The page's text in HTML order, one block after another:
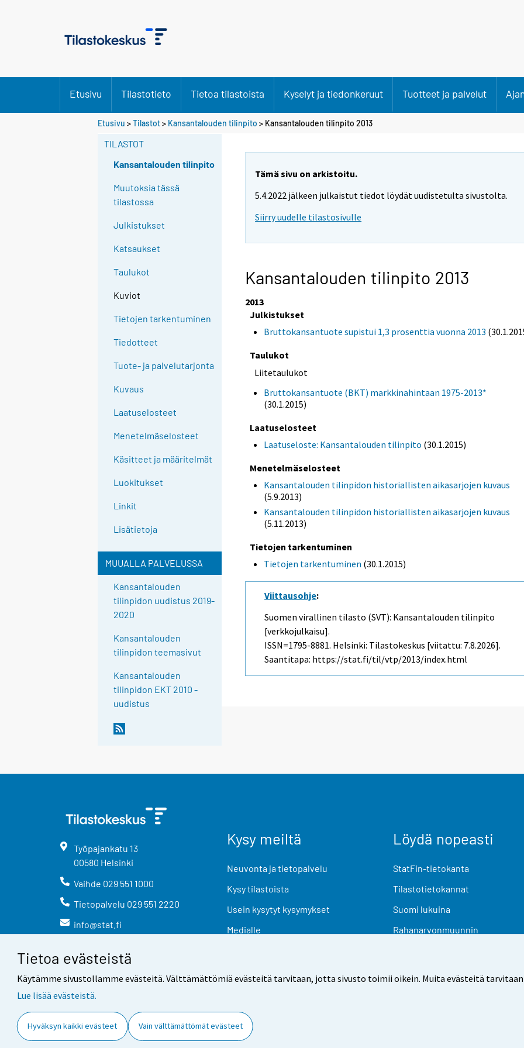
Tietoa evästeistä
Käytämme sivustollamme evästeitä. Välttämättömiä evästeitä tarvitaan, jotta sivusto toimii oikein. Muita evästeitä
Lue lisää evästeistä.
Hyväksyn kaikki evästeet Vain välttämättömät evästeet
Etusivu Tilastotieto Tietoa tilastoista Kyselyt ja tiedonkeruut Tuotteet ja palvelut
Etusivu >Tilastot> Kansantalouden tilinpito > Kansantalouden tilinpito 2013
TILASTOT
Kansantalouden tilinpito
Muutoksia tässä
tilastossa
Julkistukset
Katsaukset
Taulukot
Kuviot
Tietojen tarkentuminen
Tiedotteet
Tuote- ja palvelutarjonta
Kuvaus
Laatuselosteet
Menetelmäselosteet
Käsitteet ja määritelmät
Luokitukset
Linkit
Lisätietoja
MUUALLA PALVELUSSA
Kansantalouden
tilinpidon uudistus 2019-
2020
Kansantalouden
tilinpidon teemasivut
Kansantalouden
tilinpidon EKT 2010 -
uudistus
Tämä sivu on arkistoitu.
5.4.2022 jälkeen julkaistut tiedot löydät uudistetulta sivustolta.
Siirry uudelle tilastosivulle
Kansantalouden tilinpito 2013
2013
Julkistukset
Bruttokansantuote supistui 1,3 prosenttia vuonna 2013
Taulukot
Liitetaulukot
Bruttokansantuote (BKT) markkinahintaan 1975-2013*
(30.1.2015)
Laatuselosteet
Laatuseloste: Kansantalouden tilinpito (30.1.2015)
Menetelmäselosteet
Kansantalouden tilinpidon historiallisten aikasarjojen kuvaus
(5.9.2013)
Kansantalouden tilinpidon historiallisten aikasarjojen kuvaus
(5.11.2013)
Tietojen tarkentuminen
Tietojen tarkentuminen (30.1.2015)
Viittausohje:
Suomen virallinen tilasto (SVT): Kansantalouden tilinpito
[verkkojulkaisu].
ISSN=1795-8881. Helsinki: Tilastokeskus [viitattu: 7.8.2026].
Saantitapa: https://stat.fi/til/vtp/2013/index.html
Työpajankatu 13
00580 Helsinki
Vaihde 029 551 1000
Tietopalvelu 029 551 2220
info@stat.fi
Kysy meiltä
Neuvonta ja tietopalvelu
Kysy tilastoista
Usein kysytyt kysymykset
Medialle
Löydä nopeasti
StatFin-tietokanta
Tilastotietokannat
Suomi lukuina
Rahanarvonmuunnin
Yhteystiedot Palaute